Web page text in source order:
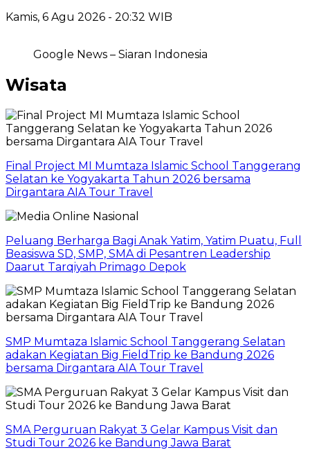
Kamis, 6 Agu 2026 - 20:32 WIB
Google News – Siaran Indonesia
Wisata
Final Project MI Mumtaza Islamic School Tanggerang
Selatan ke Yogyakarta Tahun 2026 bersama
Dirgantara AIA Tour Travel
Peluang Berharga Bagi Anak Yatim, Yatim Puatu, Full
Beasiswa SD, SMP, SMA di Pesantren Leadership
Daarut Tarqiyah Primago Depok
SMP Mumtaza Islamic School Tanggerang Selatan
adakan Kegiatan Big FieldTrip ke Bandung 2026
bersama Dirgantara AIA Tour Travel
SMA Perguruan Rakyat 3 Gelar Kampus Visit dan
Studi Tour 2026 ke Bandung Jawa Barat